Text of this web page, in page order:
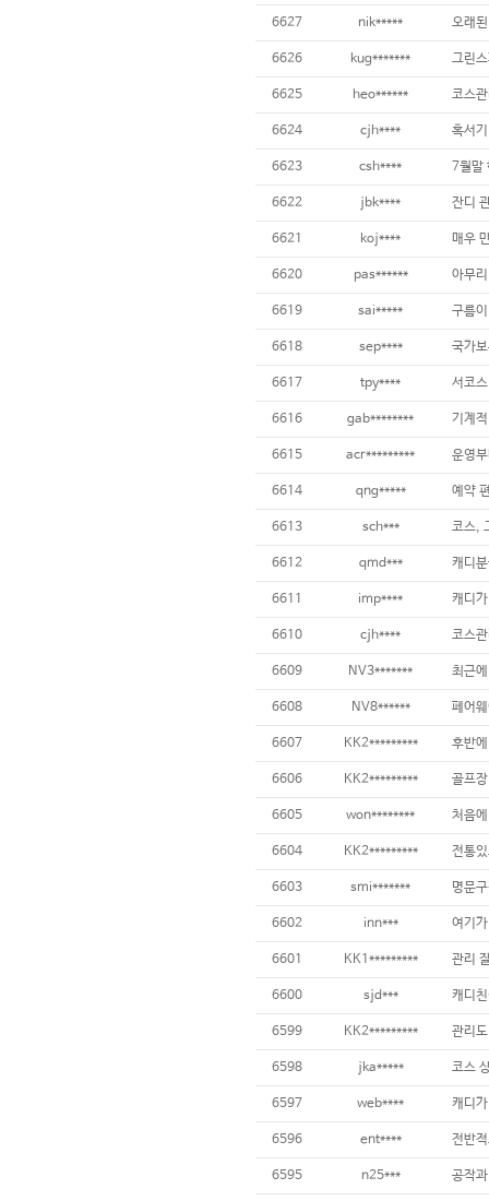
6627 nik*****
6626 kug*******
6625 heo******
6624 cjh****
6623 csh****
6622 jbk**** 잔디
6621 koj**** 매우
6620 pas******
6619 sai*****
6618 sep****
6617 tpy****
6616 gab********
6615 acr*********
6614 qng*****
6613 sch*** 코스,
6612 qmd***
6611 imp**** 캐디
6610 cjh****
6609 NV3******* 최근
6608 NV8******
6607 KK2*********
6606 KK2*********
6605 won********
6604 KK2********* 전통
6603 smi*******
6602 inn*** 여기
6601 KK1*********
6600 sjd***
6599 KK2*********
6598 jka*****
6597 web****
6596 ent****
6595 n25***